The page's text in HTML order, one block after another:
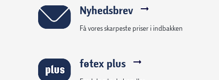
Nyhedsbrev
Få vores skarpeste priser i indbakken
føtex plus